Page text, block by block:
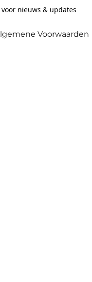
nieuws & updates
Voorwaarden